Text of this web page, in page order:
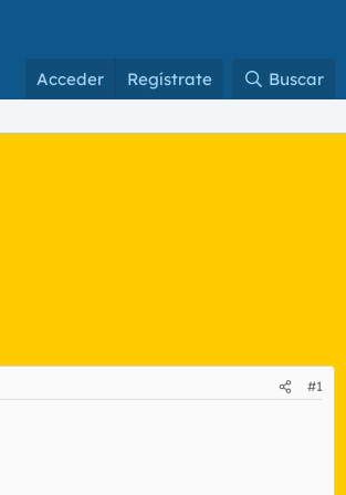
Acceder Regístrate Buscar
#1